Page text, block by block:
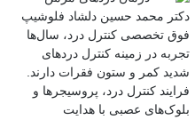
دکتر محمد حسین دلشاد فلوشیپ
فوق تخصصی کنترل درد، سال‌ها
تجربه در زمینه کنترل دردهای
شدید کمر و ستون فقرات دارند.
فرایند کنترل درد، پروسیجرها و
بلوک‌های عصبی با هدایت